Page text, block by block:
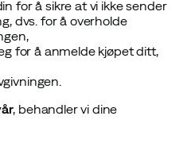
for å sikre at vi ikke sender
dvs. for å overholde
for å anmelde kjøpet ditt,
, behandler vi dine